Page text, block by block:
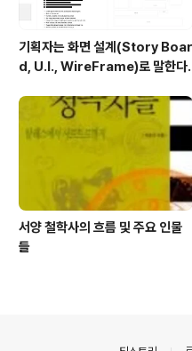
기획자는 화면 설계(Story Boar
d, U.I., WireFrame)로 말한다.
서양 철학사의 흐름 및 주요 인물
들